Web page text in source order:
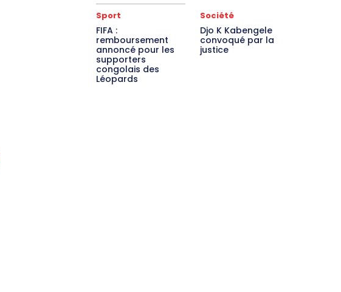
Sport
FIFA :
remboursement
annoncé pour les
supporters
congolais des
Léopards
Société
Djo K Kabengele
convoqué par la
justice